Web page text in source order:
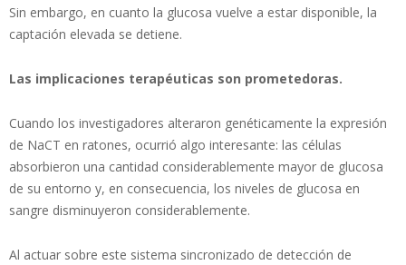
Sin embargo, en cuanto la glucosa vuelve a estar disponible, la
captación elevada se detiene.
Las implicaciones terapéuticas son prometedoras.
Cuando los investigadores alteraron genéticamente la expresión
de NaCT en ratones, ocurrió algo interesante: las células
absorbieron una cantidad considerablemente mayor de glucosa
de su entorno y, en consecuencia, los niveles de glucosa en
sangre disminuyeron considerablemente.
Al actuar sobre este sistema sincronizado de detección de